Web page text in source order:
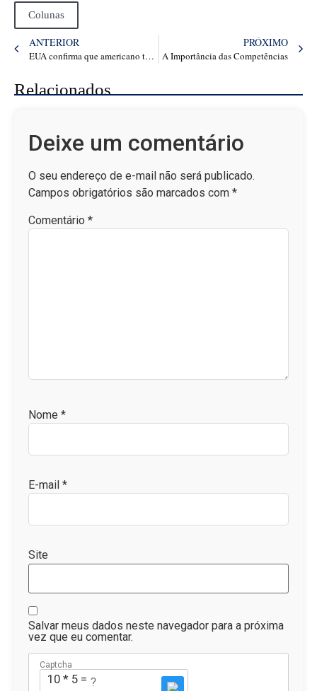
Colunas
ANTERIOR
EUA confirma que americano testou positivo para hantavírus após cruzeiro
PRÓXIMO
A Importância das Competências
Relacionados
Deixe um comentário
O seu endereço de e-mail não será publicado.
Campos obrigatórios são marcados com *
Comentário *
Nome *
E-mail *
Site
Salvar meus dados neste navegador para a próxima
vez que eu comentar.
Captcha
10 * 5 = ?